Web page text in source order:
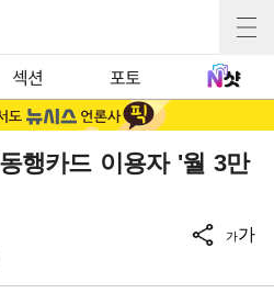
섹션 포토
행카드 이용자 '월 3만
가가